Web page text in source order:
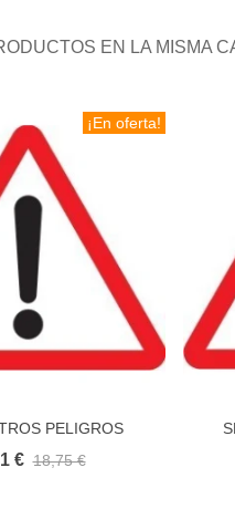
EN LA MISMA
¡En oferta!
al carrito
PELIGROS
€ 18,75 €